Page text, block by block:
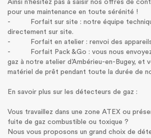
Ainsi n’hésitez pas à saisir nos offres de
pour une maintenance en toute sérénité !
- Forfait sur site : notre équipe
directement sur site.
- Forfait en atelier : renvoi des appareils
- Forfait Pack &Go : vous nous
gaz à notre atelier d’Ambérieu-en-Bugey, et
matériel de prêt pendant toute la durée de
En savoir plus sur les détecteurs de gaz :
Vous travaillez dans une zone ATEX ou
fuite de gaz combustible ou toxique ?
Nous vous proposons un grand choix de